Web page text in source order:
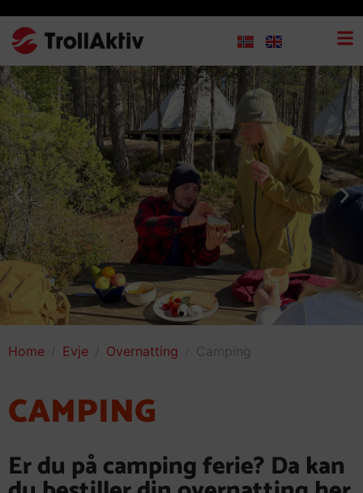
Home Evje Overnatting Camping
CAMPING
Er du på camping ferie? Da kan